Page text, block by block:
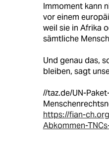
Immoment kann
vor einem
weil sie in Afrika
sämtliche
Und genau das,
bleiben, sagt
//taz.de/UN-
https://fian-
Abkommen-